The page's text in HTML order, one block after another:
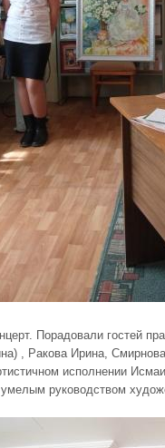
Порадовали гостей
, Ракова Ирина,
исполнении
руководством